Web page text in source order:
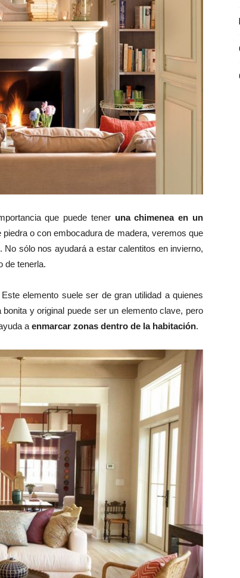
que puede tener una chimenea en un
o con embocadura de madera, veremos que
sólo nos ayudará a estar calentitos en invierno,
de tenerla.
elemento suele ser de gran utilidad a quienes
y original puede ser un elemento clave, pero
aenmarcar zonas dentro de la habitación.